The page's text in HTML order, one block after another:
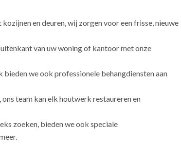
en deuren, wij zorgen voor een frisse, nieuwe
van uw woning of kantoor met onze
we ook professionele behangdiensten aan
team kan elk houtwerk restaureren en
zoeken, bieden we ook speciale